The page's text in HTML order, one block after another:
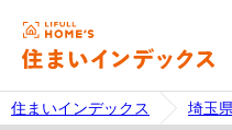
住まいインデックス 埼玉